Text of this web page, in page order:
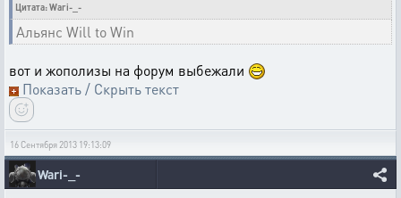
Цитата: Wari-_-
Альянс Will to Win
вот и жополизы на форум выбежали
Показать / Скрыть текст
16 Сентября 2013 19:13:09
Wari-_-